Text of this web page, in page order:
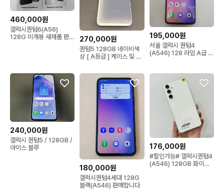
460,000원
갤럭시퀀텀6(A56)
128G 미개봉 새제품 판매
270,000원
퀀텀5 128GB 네이비색
상 [ A등급 ] 케이스 및 필
195,000원
서울 갤럭시 퀀텀4
(A546) 128 라임 A급 팝
240,000원
갤럭시 퀀텀5 / 128GB /
아이스 블루
180,000원
갤럭시퀀텀4세대 128G
블랙(A546) 판매합니다
176,000원
#할인가능# 갤럭시퀀텀4
(A546) 128GB 화이트